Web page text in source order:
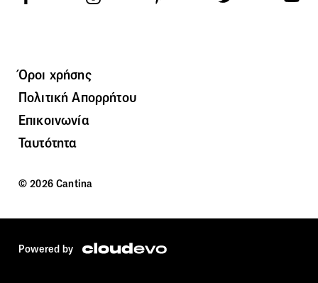
Όροι χρήσης
Πολιτική Απορρήτου
Επικοινωνία
Ταυτότητα
© 2026 Cantina
Powered by